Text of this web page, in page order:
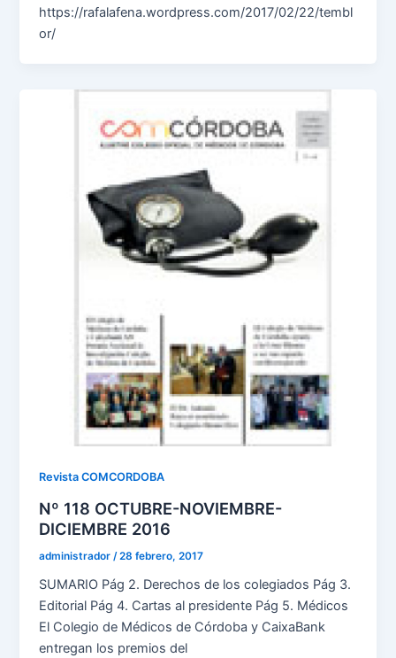
https://rafalafena.wordpress.com/2017/02/22/tembl
or/
Revista COMCORDOBA
Nº 118 OCTUBRE-NOVIEMBRE-
DICIEMBRE 2016
administrador /28 febrero, 2017
SUMARIO Pág 2. Derechos de los colegiados Pág 3.
Editorial Pág 4. Cartas al presidente Pág 5. Médicos
El Colegio de Médicos de Córdoba y CaixaBank
entregan los premios del